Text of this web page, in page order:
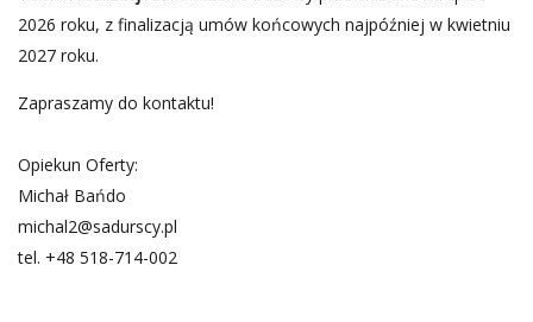
2026 roku, z finalizacją umów końcowych najpóźniej w kwietniu
2027 roku.
Zapraszamy do kontaktu!
Opiekun Oferty:
Michał Bańdo
michal2@sadurscy.pl
tel. +48 518-714-002